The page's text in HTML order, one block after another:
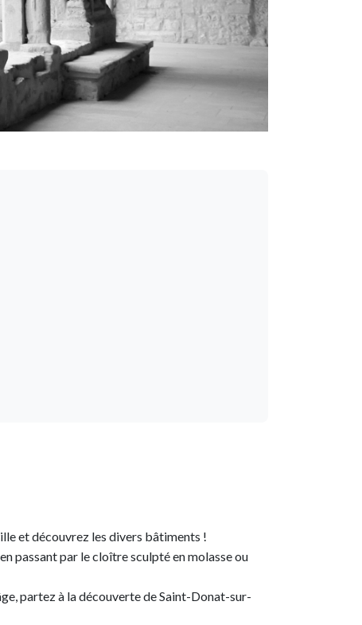
et découvrez les divers bâtiments !
passant par le cloître sculpté en molasse ou
partez à la découverte de Saint-Donat-sur-